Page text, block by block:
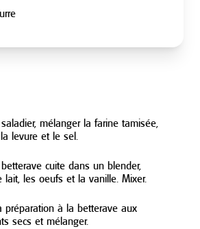
mélanger la farine tamisée,
levure et le sel.
cuite dans un blender,
lait, les oeufs et la vanille. Mixer.
préparation à la betterave aux
secs et mélanger.